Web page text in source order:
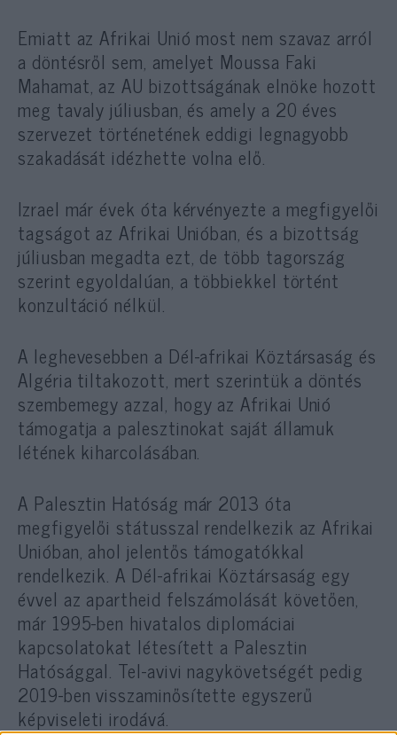
Emiatt az Afrikai Unió most nem szavaz arról
a döntésről sem, amelyet Moussa Faki
Mahamat, az AU bizottságának elnöke hozott
meg tavaly júliusban, és amely a 20 éves
szervezet történetének eddigi legnagyobb
szakadását idézhette volna elő.
Izrael már évek óta kérvényezte a megfigyelői
tagságot az Afrikai Unióban, és a bizottság
júliusban megadta ezt, de több tagország
szerint egyoldalúan, a többiekkel történt
konzultáció nélkül.
A leghevesebben a Dél-afrikai Köztársaság és
Algéria tiltakozott, mert szerintük a döntés
szembemegy azzal, hogy az Afrikai Unió
támogatja a palesztinokat saját államuk
létének kiharcolásában.
A Palesztin Hatóság már 2013 óta
megfigyelői státusszal rendelkezik az Afrikai
Unióban, ahol jelentős támogatókkal
rendelkezik. A Dél-afrikai Köztársaság egy
évvel az apartheid felszámolását követően,
már 1995-ben hivatalos diplomáciai
kapcsolatokat létesített a Palesztin
Hatósággal. Tel-avivi nagykövetségét pedig
2019-ben visszaminősítette egyszerű
képviseleti irodává.